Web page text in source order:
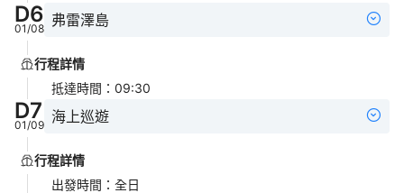
D6
01/08 弗雷澤島
行程詳情
抵達時間 ： 09:30
D7
01/09 海上巡遊
行程詳情
出發時間 ： 全日